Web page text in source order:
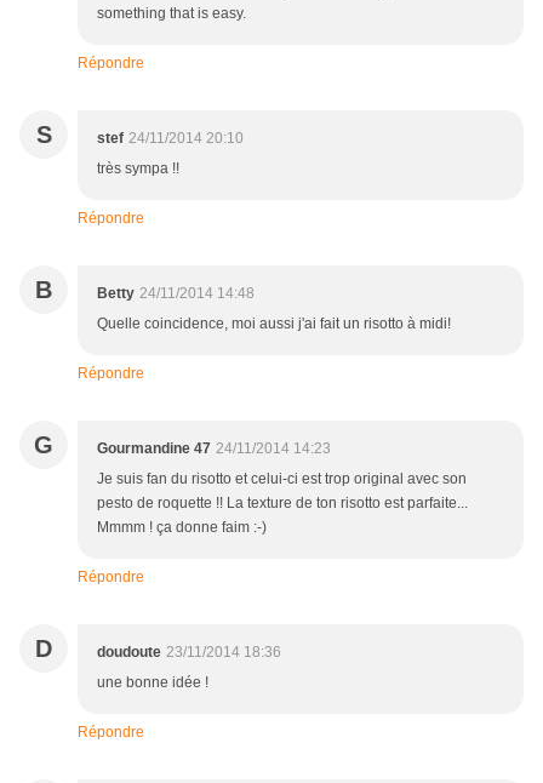
something that is easy.
Répondre
S stef 24/11/2014 20:10
très sympa !!
Répondre
B Betty 24/11/2014 14:48
Quelle coincidence, moi aussi j'ai fait un risotto à midi!
Répondre
G Gourmandine 47 24/11/2014 14:23
Je suis fan du risotto et celui-ci est trop original avec son
pesto de roquette !! La texture de ton risotto est parfaite...
Mmmm ! ça donne faim :-)
Répondre
D doudoute 23/11/2014 18:36
une bonne idée !
Répondre